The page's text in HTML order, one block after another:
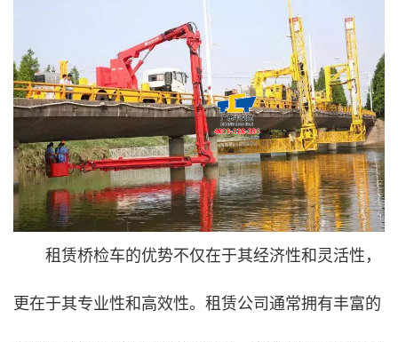
租赁桥检车的优势不仅在于其经济性和灵活性，
更在于其专业性和高效性。租赁公司通常拥有丰富的